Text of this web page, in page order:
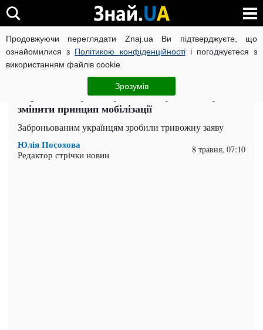
Продовжуючи переглядати Znaj.ua Ви підтверджуєте, що
ознайомилися з Політикою конфіденційностіі погоджуєтеся з
використанням файлів cookie.
Зрозумів
ВІЙНА РОСІЇ ПРОТИ УКРАЇНИ КОРОНАВІРУС В УКРАЇНІ
ЧИТАТЬ НА РУССКОМ
Першими підуть не ухилянти: у Раді хочуть
змінити принцип мобілізації
Заброньованим українцям зробили тривожну заяву
Юлія Посохова
Редактор стрічки новин 8 травня, 07:10